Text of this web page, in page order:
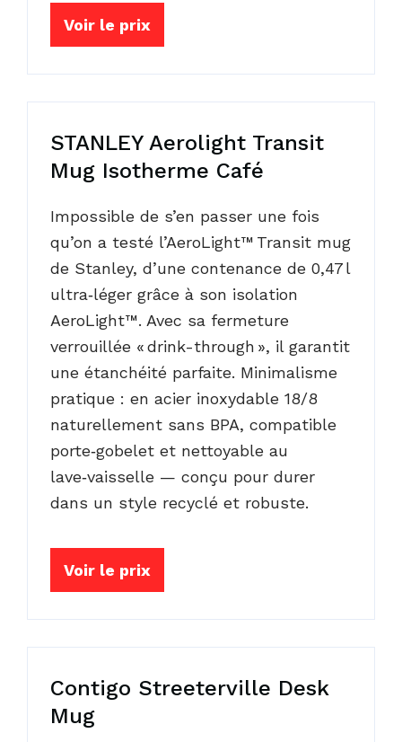
Voir le prix
STANLEY Aerolight Transit
Mug Isotherme Café
Impossible de s’en passer une fois
qu’on a testé l’AeroLight™ Transit mug
de Stanley, d’une contenance de 0,47 l
ultra‑léger grâce à son isolation
AeroLight™. Avec sa fermeture
verrouillée « drink-through », il garantit
une étanchéité parfaite. Minimalisme
pratique : en acier inoxydable 18/8
naturellement sans BPA, compatible
porte‑gobelet et nettoyable au
lave‑vaisselle — conçu pour durer
dans un style recyclé et robuste.
Voir le prix
Contigo Streeterville Desk
Mug